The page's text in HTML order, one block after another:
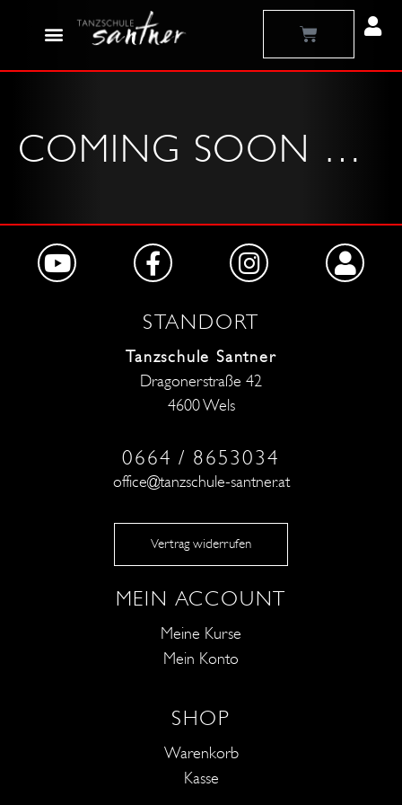
Warenkorb
COMING SOON …
STANDORT
Tanzschule Santner
Dragonerstraße 42
4600 Wels
0664 / 8653034
office@tanzschule-santner.at
Vertrag widerrufen
MEIN ACCOUNT
Meine Kurse
Mein Konto
SHOP
Warenkorb
Kasse